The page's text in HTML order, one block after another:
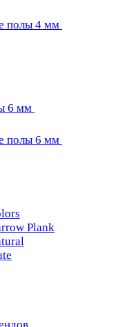
полы 4 мм
6 мм
полы 6 мм
Plank